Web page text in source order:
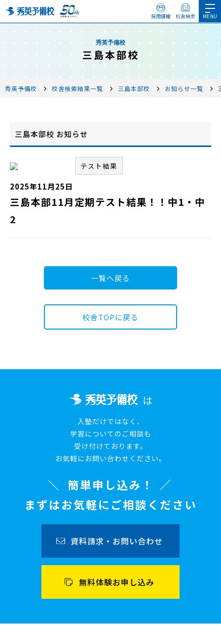
採用情報 校舎検索
秀英予備校
三島本部校
秀英予備校 校舎検索結果一覧 三島本部校 お知らせ一覧
三島本部校 お知らせ
テスト結果
2025年11月25日
三島本部11月定期テスト結果！！中1・中
2
一覧へ戻る
校舎TOPに戻る
は
入塾だけではなく、
学習についてのご相談も
受け付けております。
お気軽にお問い合わせください。
簡単申し込み！
まずはお気軽にご相談ください
資料請求・お問い合わせ
無料体験お申し込み